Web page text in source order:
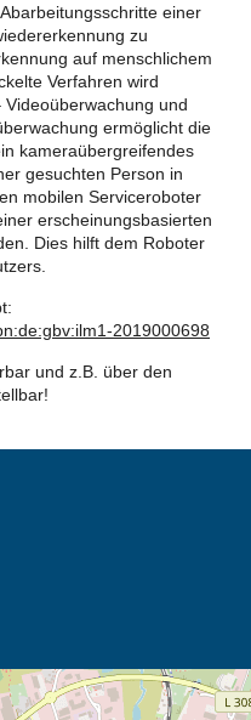
einer
zu
auf menschlichem
Verfahren wird
und
ermöglicht die
kameraübergreifendes
gesuchten Person in
mobilen Serviceroboter
erscheinungsbasierten
Dies hilft dem Roboter
2019000698
und z.B. über den
Tab (Karte)